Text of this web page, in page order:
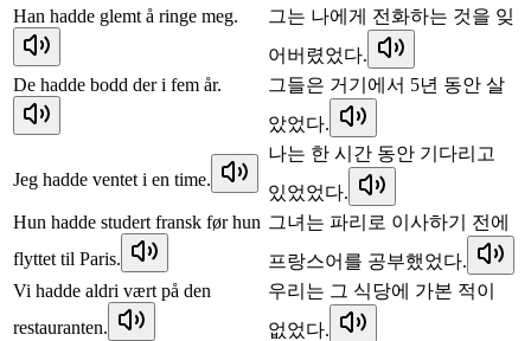
Han hadde glemt å ringe meg.
그는 나에게 전화하는 것을 잊
어버렸었다.
De hadde bodd der i fem år.
그들은 거기에서 5년 동안 살
았었다.
Jeg hadde ventet i en time.
나는 한 시간 동안 기다리고
있었었다.
Hun hadde studert fransk før hun
flyttet til Paris.
그녀는 파리로 이사하기 전에
프랑스어를 공부했었다.
Vi hadde aldri vært på den
restauranten.
우리는 그 식당에 가본 적이
없었다.